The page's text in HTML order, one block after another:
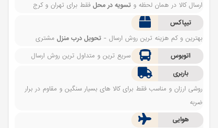
ارسال کالا در همان لحظه وتسویه در محل فقط برای تهران و کرج
تیپاکس
بهترین و کم هزینه ترین روش ارسال -تحویل درب منزل مشتری
اتوبوس
سریع ترین و متداول ترین روش ارسال
باربری
روشی ارزان و مناسب فقط برای کالا های بسیار سنگین و مقاوم در برار
ضربه
هوایی